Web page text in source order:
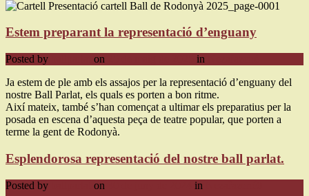
Estem preparant la representació d’enguany
Posted by on in
Ja estem de ple amb els assajos per la representació d’enguany del
nostre Ball Parlat, els quals es porten a bon ritme.
Així mateix, també s’han començat a ultimar els preparatius per la
posada en escena d’aquesta peça de teatre popular, que porten a
terme la gent de Rodonyà.
Esplendorosa representació del nostre ball parlat.
Posted by on in